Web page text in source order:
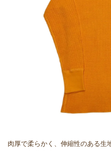
肉厚で柔らかく、伸縮性のある生